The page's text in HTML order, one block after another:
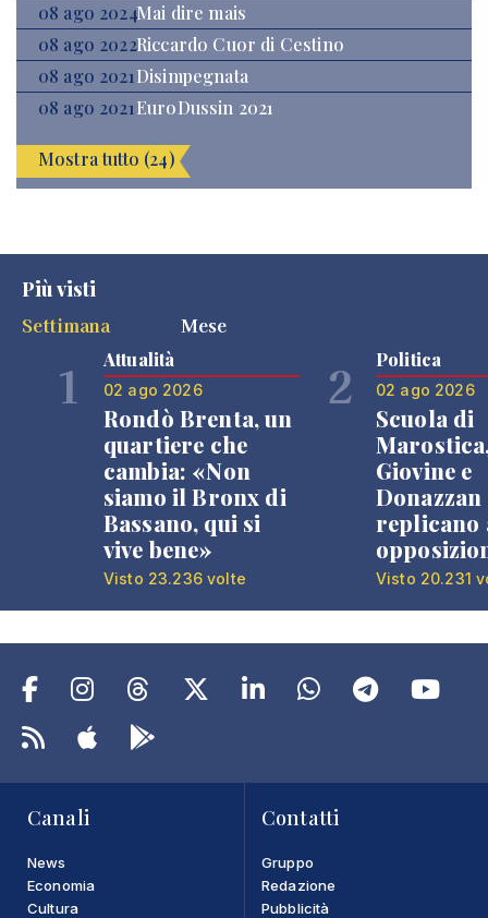
08 ago 2024Mai dire mais
08 ago 2022Riccardo Cuor di Cestino
08 ago 2021Disimpegnata
08 ago 2021EuroDussin 2021
Mostra tutto (24)
Più visti
Settimana
Mese
1 Attualità
02 ago 2026
Rondò Brenta, un
quartiere che
cambia: «Non
siamo il Bronx di
Bassano, qui si
vive bene»
Visto 23.236 volte
2 Politica
02 ago 2026
Scuola di
Giovine e
Donazzan
replicano
Visto 20.231
Canali
News
Economia
Cultura
Contatti
Gruppo
Redazione
Pubblicità